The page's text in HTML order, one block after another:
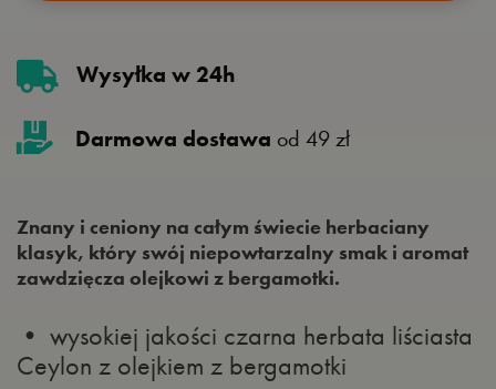
Wysyłka w 24h
Darmowa dostawa od 49 zł
Znany i ceniony na całym świecie herbaciany
klasyk, który swój niepowtarzalny smak i aromat
zawdzięcza olejkowi z bergamotki.
• wysokiej jakości czarna herbata liściasta
Ceylon z olejkiem z bergamotki